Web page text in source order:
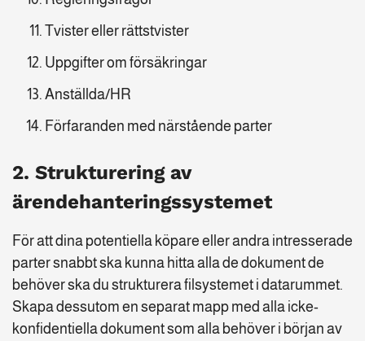
Tvister eller rättstvister
Uppgifter om försäkringar
Anställda/HR
Förfaranden med närstående parter
2. Strukturering av
ärendehanteringssystemet
För att dina potentiella köpare eller andra intresserade
parter snabbt ska kunna hitta alla de dokument de
behöver ska du strukturera filsystemet i datarummet.
Skapa dessutom en separat mapp med alla icke-
konfidentiella dokument som alla behöver i början av